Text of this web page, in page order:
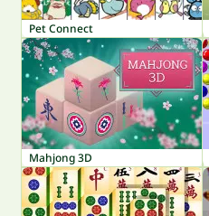
Pet Connect
Mahjong 3D